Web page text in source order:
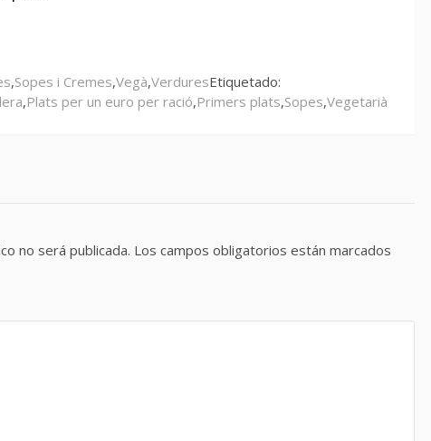
,Sopes i Cremes,Vegà,VerduresEtiquetado:
,Plats per un euro per ració,Primers plats,Sopes,Vegetarià
no será publicada. Los campos obligatorios están marcados